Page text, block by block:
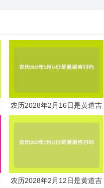
农历2028年2月16日是黄道吉
日吗
农历2028年2月12日是黄道吉